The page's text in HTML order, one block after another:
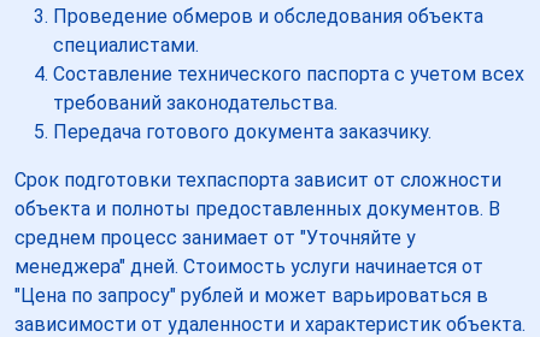
Проведение обмеров и обследования объекта
специалистами.
Составление технического паспорта с учетом всех
требований законодательства.
Передача готового документа заказчику.
Срок подготовки техпаспорта зависит от сложности
объекта и полноты предоставленных документов. В
среднем процесс занимает от "Уточняйте у
менеджера" дней. Стоимость услуги начинается от
"Цена по запросу" рублей и может варьироваться в
зависимости от удаленности и характеристик объекта.